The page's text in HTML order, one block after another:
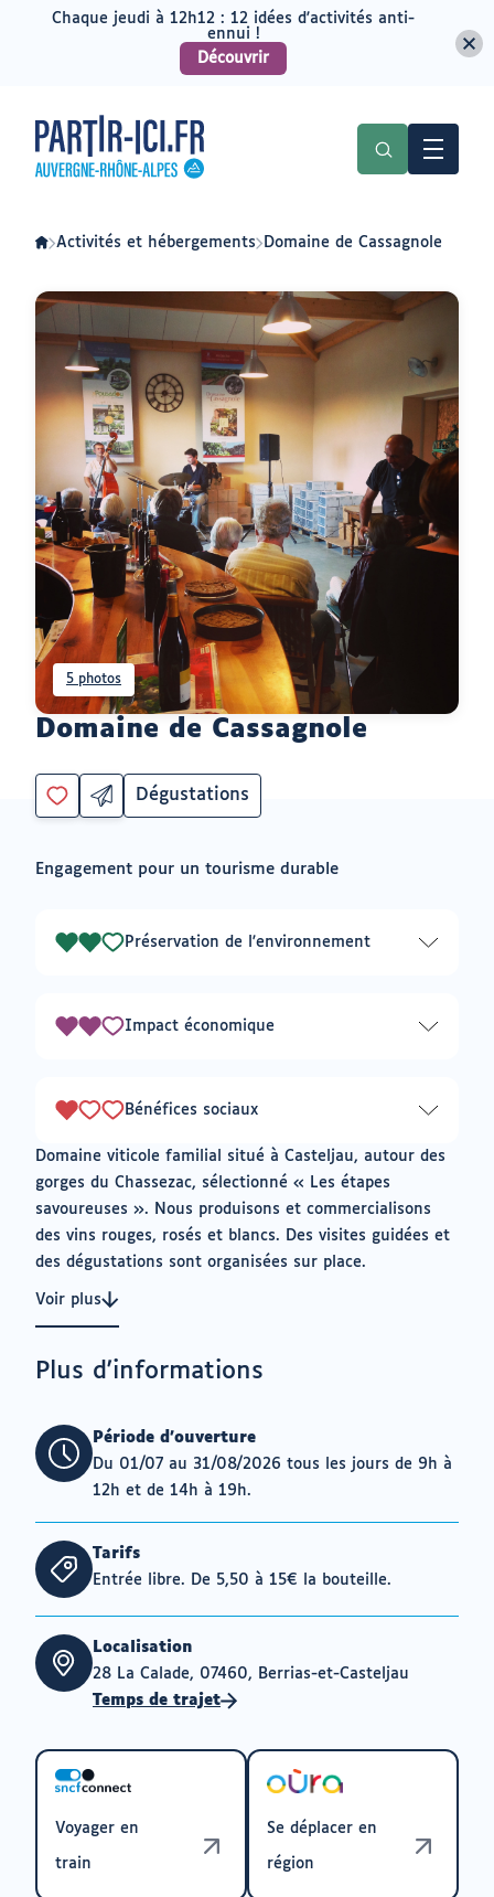
menu
contenu
Partir
ici
:
slow-
Rhône-
Activités et hébergements Domaine de Cassagnole
Domaine de Cassagnole
5 photos
Vous
connecté
à
mes
Partager
par
vers
messagerie
Catégorie
Dégustations
Engagement pour un tourisme durable
Préservation de l'environnement
2
Impact économique
2
Bénéfices sociaux
1
Domaine viticole familial situé à Casteljau, autour des
gorges du Chassezac, sélectionné « Les étapes
savoureuses ». Nous produisons et commercialisons
des vins rouges, rosés et blancs. Des visites guidées et
des dégustations sont organisées sur place.
Voir plus
Plus d'informations
Période d'ouverture
Du 01/07 au 31/08/2026 tous les jours de 9h à
12h et de 14h à 19h.
Tarifs
Entrée libre. De 5,50 à 15€ la bouteille.
Localisation
28 La Calade, 07460, Berrias-et-Casteljau
Temps de trajet
Voyager en
train
Se déplacer en
région
Chaque jeudi à 12h12 : 12 idées d'activités anti-
ennui !
Découvrir